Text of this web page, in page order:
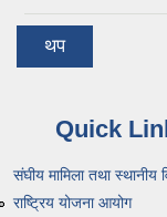
थप
Quick
संघीय मामिला तथा स्थानीय
राष्ट्रिय योजना आयोग